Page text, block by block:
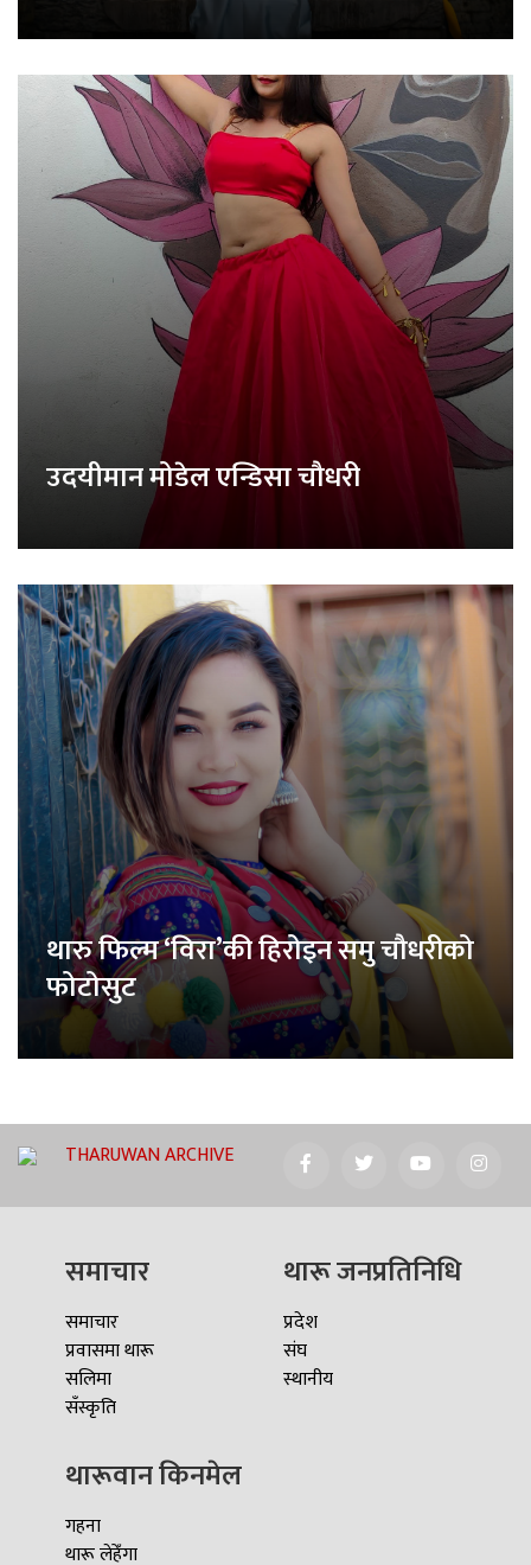
उदयीमान मोडेल एन्डिसा चौधरी
थारु फिल्म ‘विरा’की हिरोइन समु चौधरीको
फोटोसुट
THARUWAN ARCHIVE
समाचार
समाचार
प्रवासमा थारू
सलिमा
सँस्कृति
थारू जनप्रतिनिधि
प्रदेश
संघ
स्थानीय
थारूवान किनमेल
गहना
थारू लेहेँगा